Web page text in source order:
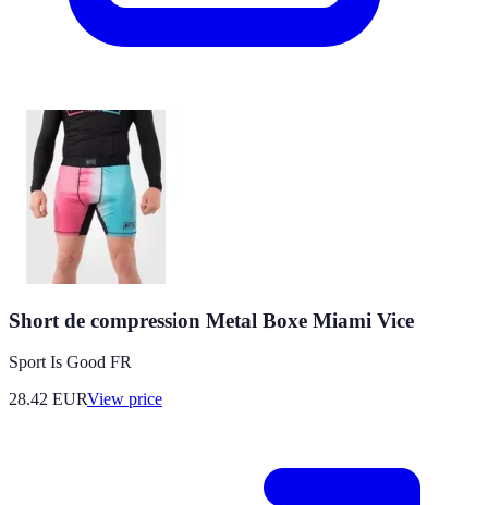
Short de compression Metal Boxe Miami Vice
Sport Is Good FR
28.42 EURView price